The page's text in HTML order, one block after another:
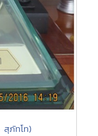
สุภัทโท)